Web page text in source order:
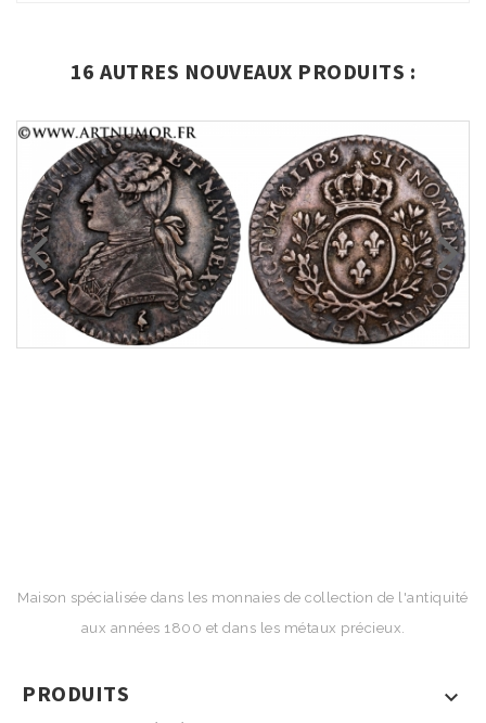
16 AUTRES NOUVEAUX PRODUITS :
Maison spécialisée dans les monnaies de collection de l'antiquité
aux années 1800 et dans les métaux précieux.
PRODUITS 